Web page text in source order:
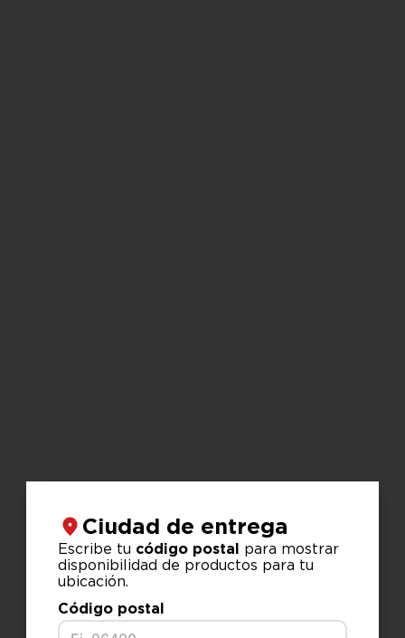
Ciudad de entrega
Escribe tu código postal para mostrar
disponibilidad de productos para tu
ubicación.
Código postal